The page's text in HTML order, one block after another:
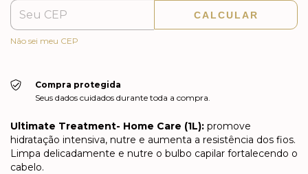
CALCULAR
Não sei meu CEP
Compra protegida
Seus dados cuidados durante toda a compra.
Ultimate Treatment- Home Care (1L): promove
hidratação intensiva, nutre e aumenta a resistência dos fios.
Limpa delicadamente e nutre o bulbo capilar fortalecendo o
cabelo.